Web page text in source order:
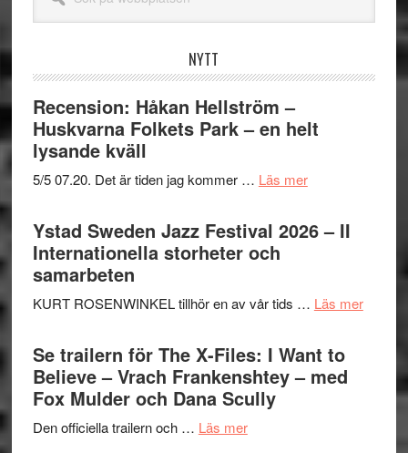
webbplatsen
NYTT
Recension: Håkan Hellström –
Huskvarna Folkets Park – en helt
lysande kväll
5/5 07.20. Det är tiden jag kommer … Läs merom
Håkan
Hellström
Folkets
–
en
Ystad Sweden Jazz Festival 2026 – II
Internationella storheter och
samarbeten
KURT ROSENWINKEL tillhör en av vår tids … Läs merom
Festival
Se trailern för The X-Files: I Want to
Believe – Vrach Frankenshtey – med
Fox Mulder och Dana Scully
Den officiella trailern och … Läs merom